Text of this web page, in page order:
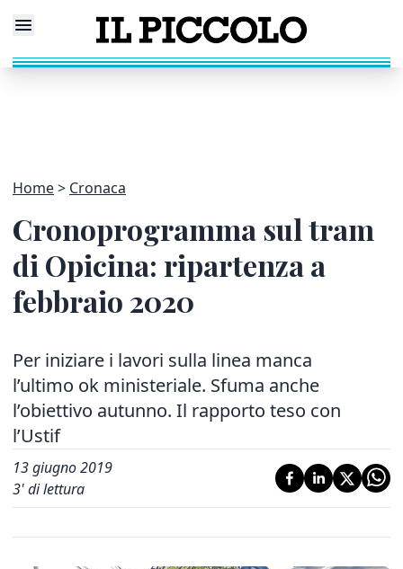
Home Cronaca
Cronoprogramma sul tram
di Opicina: ripartenza a
febbraio 2020
Per iniziare i lavori sulla linea manca
l’ultimo ok ministeriale. Sfuma anche
l’obiettivo autunno. Il rapporto teso con
l’Ustif
13 giugno 2019
3' di lettura